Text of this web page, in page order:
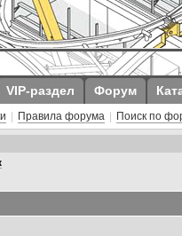
VIP-раздел Форум
Правила форума Поиск по